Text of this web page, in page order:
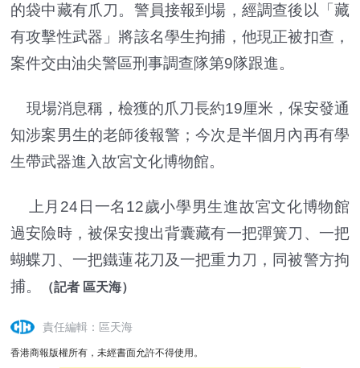
的袋中藏有爪刀。警員接報到場，經調查後以「藏
有攻擊性武器」將該名學生拘捕，他現正被扣查，
案件交由油尖警區刑事調查隊第9隊跟進。
現場消息稱，檢獲的爪刀長約19厘米，保安發通
知涉案男生的老師後報警；今次是半個月內再有學
生帶武器進入故宮文化博物館。
上月24日一名12歲小學男生進故宮文化博物館
過安險時，被保安搜出背囊藏有一把彈簧刀、一把
蝴蝶刀、一把鐵蓮花刀及一把重力刀，同被警方拘
捕。
（記者 區天海）
責任編輯：區天海
香港商報版權所有，未經書面允許不得使用。